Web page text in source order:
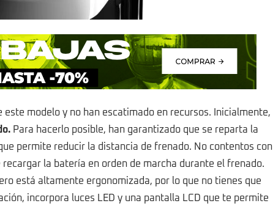
este modelo y no han escatimado en recursos. Inicialmente,
Para hacerlo posible, han garantizado que se reparta la
permite reducir la distancia de frenado. No contentos con
la batería en orden de marcha durante el frenado.
está altamente ergonomizada, por lo que no tienes que
incorpora luces LED y una pantalla LCD que te permite